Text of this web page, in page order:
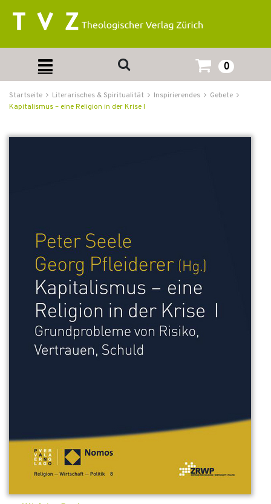
0
Startseite Literarisches & Spiritualität Inspirierendes
Gebete
Kapitalismus – eine Religion in der Krise I